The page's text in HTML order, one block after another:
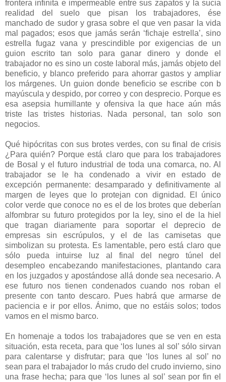
frontera infinita e impermeable entre sus zapatos y la sucia
realidad del suelo que pisan los trabajadores, ése
manchado de sudor y grasa sobre el que ven pasar la vida
mal pagados; esos que jamás serán ‘fichaje estrella’, sino
estrella fugaz vana y prescindible por exigencias de un
guion escrito tan solo para ganar dinero y donde el
trabajador no es sino un coste laboral más, jamás objeto del
beneficio, y blanco preferido para ahorrar gastos y ampliar
los márgenes. Un guion donde beneficio se escribe con b
mayúscula y despido, por correo y con desprecio. Porque es
esa asepsia humillante y ofensiva la que hace aún más
triste las tristes historias. Nada personal, tan solo son
negocios.
Qué hipócritas con sus brotes verdes, con su final de crisis
¿Para quién? Porque está claro que para los trabajadores
de Bosal y el futuro industrial de toda una comarca, no. Al
trabajador se le ha condenado a vivir en estado de
excepción permanente: desamparado y definitivamente al
margen de leyes que lo protejan con dignidad. El único
color verde que conoce no es el de los brotes que deberían
alfombrar su futuro protegidos por la ley, sino el de la hiel
que tragan diariamente para soportar el deprecio de
empresas sin escrúpulos, y el de las camisetas que
simbolizan su protesta. Es lamentable, pero está claro que
sólo pueda intuirse luz al final del negro túnel del
desempleo encabezando manifestaciones, plantando cara
en los juzgados y apostándose allá donde sea necesario. A
ese futuro nos tienen condenados cuando nos roban el
presente con tanto descaro. Pues habrá que armarse de
paciencia e ir por ellos. Ánimo, que no estáis solos; todos
vamos en el mismo barco.
En homenaje a todos los trabajadores que se ven en esta
situación, esta receta, para que ‘los lunes al sol’ sólo sirvan
para calentarse y disfrutar; para que ‘los lunes al sol’ no
sean para el trabajador lo más crudo del crudo invierno, sino
una frase hecha; para que ‘los lunes al sol’ sean por fin el